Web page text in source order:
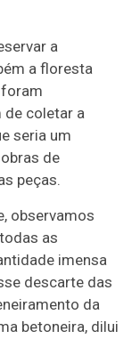
a
a floresta
de coletar a
seria um
de
peças.
observamos
as
imensa
descarte das
da
betoneira, dilui